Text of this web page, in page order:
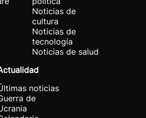
Noticias de
cultura
Noticias de
tecnología
Noticias de salud
noticias
de